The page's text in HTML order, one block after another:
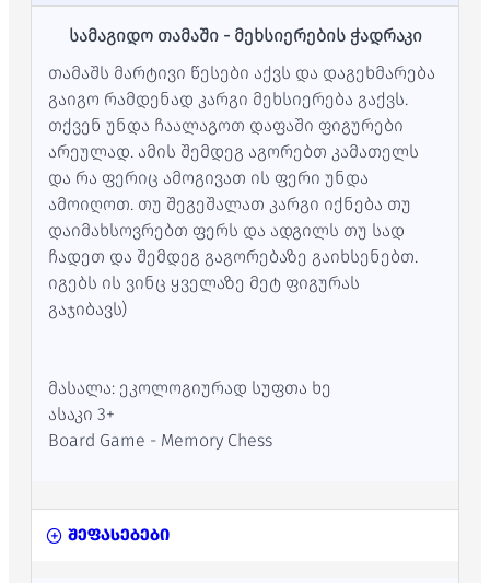
სამაგიდო თამაში - მეხსიერების ჭადრაკი
თამაშს მარტივი წესები აქვს და დაგეხმარება
გაიგო რამდენად კარგი მეხსიერება გაქვს.
თქვენ უნდა ჩაალაგოთ დაფაში ფიგურები
არეულად. ამის შემდეგ აგორებთ კამათელს
და რა ფერიც ამოგივათ ის ფერი უნდა
ამოიღოთ. თუ შეგეშალათ კარგი იქნება თუ
დაიმახსოვრებთ ფერს და ადგილს თუ სად
ჩადეთ და შემდეგ გაგორებაზე გაიხსენებთ.
იგებს ის ვინც ყველაზე მეტ ფიგურას
გაჯიბავს)
მასალა: ეკოლოგიურად სუფთა ხე
ასაკი 3+
Board Game - Memory Chess
შეფასებები